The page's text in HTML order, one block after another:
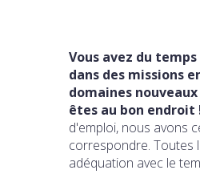
Vous avez du
dans des missions
domaines
êtes au bon endroit
d'emploi, nous avons
correspondre. Toutes
adéquation avec le